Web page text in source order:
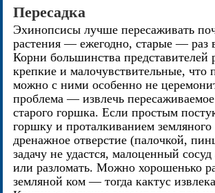
Пересадка
Эхинопсисы лучше пересаживать
растения — ежегодно, старые — раз
Корни большинства представителей
крепкие и малочувствительные, что
можно с ними особенно не
проблема — извлечь
старого горшка. Если простым
горшку и проталкиванием земляного
дренажное отверстие (палочкой,
задачу не удастся, малоценный
или разломать. Можно хорошенько
земляной ком — тогда кактус